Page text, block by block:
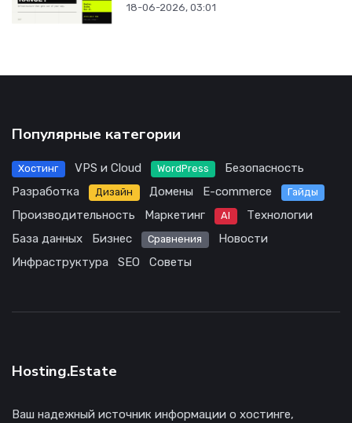
18-06-2026, 03:01
Популярные категории
Хостинг VPS и Cloud WordPress
Безопасность
Разработка
Дизайн Домены E-commerce Гайды
Производительность Маркетинг AI
Технологии
База данных
Бизнес Сравнения
Новости
Инфраструктура
SEO Советы
Hosting.Estate
Ваш надежный источник информации о хостинге,